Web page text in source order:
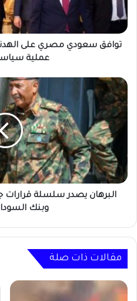
السودان
تمهيدًا
لإطلاق
عملية
توافق سعودي مصري على
عملية
البرهان
يصدر
سلسلة
قرارات
جديدة
السلطة
القضائية
وبنك
السودان
البرهان يصدر سلسلة قرارات
وبنك
مقالات ذات صلة